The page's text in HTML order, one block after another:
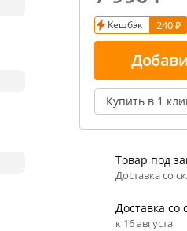
и испарение сусла
алкоголя в пиве
Кешбэк 240 ₽
Купить в 1
Товар под
Доставка со
Доставка со
к 16 августа